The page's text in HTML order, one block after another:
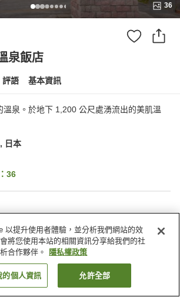
36
泉飯店
評語 基本資訊
溫泉。於地下 1,200 公尺處湧流出的美肌溫
日本
36
酒吧
商店
找客房
以提升使用者體驗，並分析我們網站的效
將您使用本站的相關資訊分享給我們的社
合作夥伴。
隱私權政策
的個人資訊 允許全部